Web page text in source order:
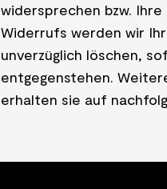
widersprechen bzw.
Widerrufs werden wir
unverzüglich löschen,
entgegenstehen.
erhalten sie auf